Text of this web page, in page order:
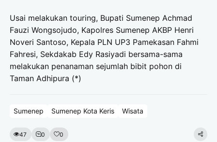
Usai melakukan touring, Bupati Sumenep Achmad
Fauzi Wongsojudo, Kapolres Sumenep AKBP Henri
Noveri Santoso, Kepala PLN UP3 Pamekasan Fahmi
Fahresi, Sekdakab Edy Rasiyadi bersama-sama
melakukan penanaman sejumlah bibit pohon di
Taman Adhipura (*)
Sumenep Sumenep Kota Keris Wisata
47 0 0